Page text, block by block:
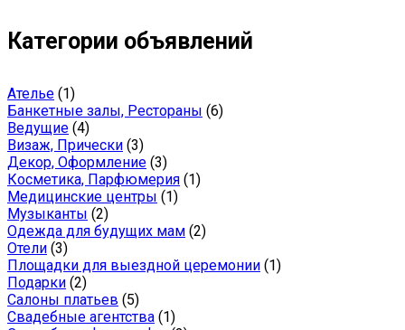
Категории объявлений
Ателье (1)
Банкетные залы, Рестораны (6)
Ведущие (4)
Визаж, Прически (3)
Декор, Оформление (3)
Косметика, Парфюмерия (1)
Медицинские центры (1)
Музыканты (2)
Одежда для будущих мам (2)
Отели (3)
Площадки для выездной церемонии (1)
Подарки (2)
Салоны платьев (5)
Свадебные агентства (1)